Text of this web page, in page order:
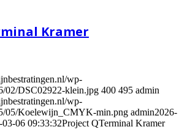
Kramer
wp-
02/DSC02922-klein.jpg 400 495 admin
wp-
05/Koelewijn_CMYK-min.png admin2026-
03-06 09:33:32Project QTerminal Kramer